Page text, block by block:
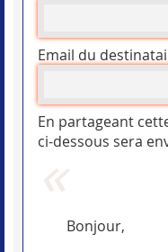
Email du
En partageant
ci-dessous sera
Bonjour,